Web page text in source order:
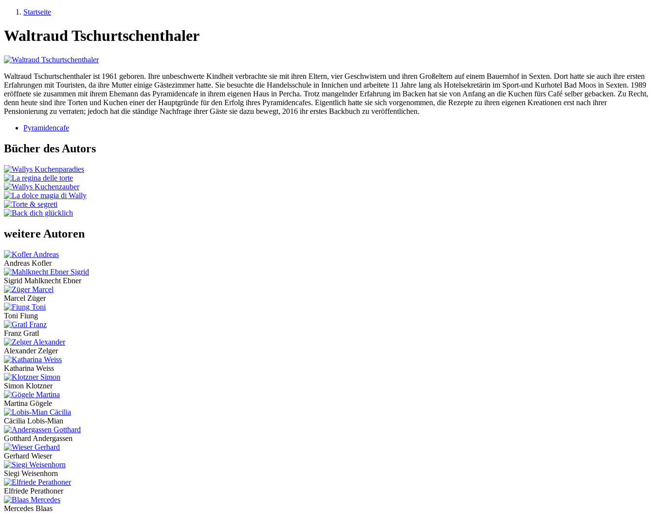
Startseite
Waltraud Tschurtschenthaler
Waltraud Tschurtschenthaler ist 1961 geboren. Ihre unbeschwerte Kindheit verbrachte sie mit ihren Eltern, vier Geschwistern und ihren Großeltern auf einem Bauernhof in Sexten. Dort hatte sie auch ihre ersten
Erfahrungen mit Touristen, da ihre Mutter einige Gästezimmer hatte. Sie besuchte die Handelsschule in Innichen und arbeitete 11 Jahre lang als Hotelsekretärin im Sport-und Kurhotel Bad Moos in Sexten. 1989
eröffnete sie zusammen mit ihrem Ehemann das Pyramidencafe in ihrem eigenen Haus in Percha. Trotz mangelnder Erfahrung im Backen hat sie von Anfang an die Kuchen fürs Café selber gebacken. Zu Recht,
denn heute sind ihre Torten und Kuchen einer der Hauptgründe für den Erfolg ihres Pyramidencafes. Eigentlich hatte sie sich vorgenommen, die Rezepte zu ihren eigenen Kreationen erst nach ihrer
Pensionierung zu verraten; jedoch hat die ständige Nachfrage ihrer Gäste sie dazu bewegt, 2016 ihr erstes Backbuch zu veröffentlichen.
Pyramidencafe
Bücher des Autors
weitere Autoren
Andreas Kofler
Sigrid Mahlknecht Ebner
Marcel Züger
Toni Fiung
Franz Gratl
Alexander Zelger
Katharina Weiss
Simon Klotzner
Martina Gögele
Cäcilia Lobis-Mian
Gotthard Andergassen
Gerhard Wieser
Siegi Weisenhorn
Elfriede Perathoner
Mercedes Blaas